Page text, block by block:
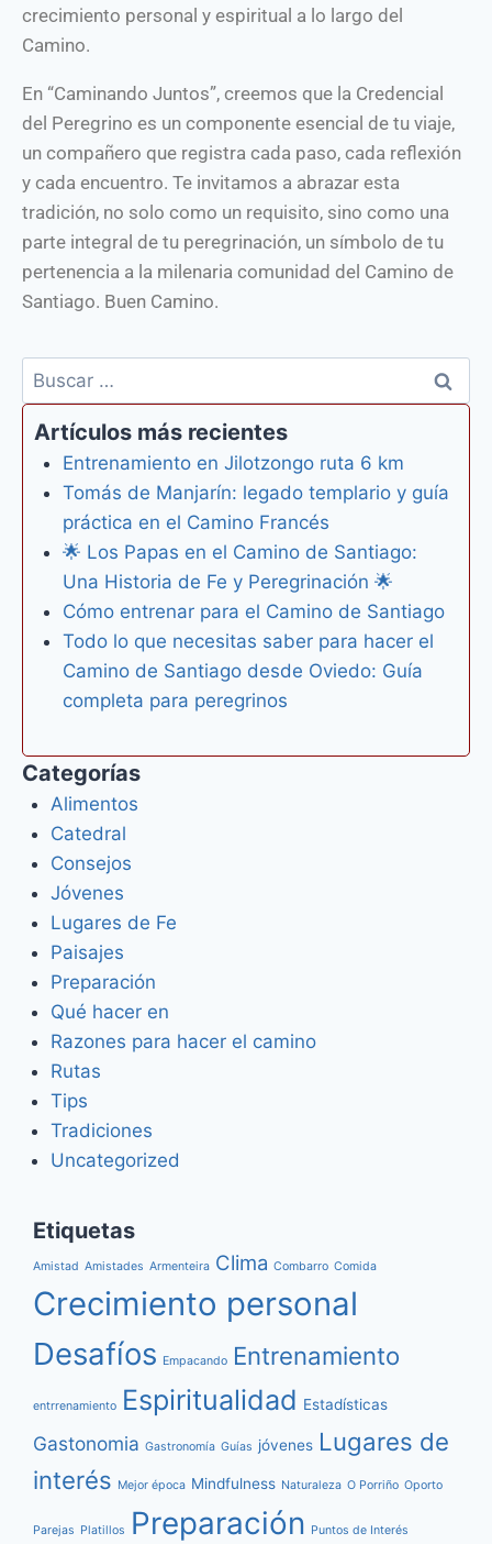
crecimiento personal y espiritual a lo largo del
Camino.
En “Caminando Juntos”, creemos que la Credencial
del Peregrino es un componente esencial de tu viaje,
un compañero que registra cada paso, cada reflexión
y cada encuentro. Te invitamos a abrazar esta
tradición, no solo como un requisito, sino como una
parte integral de tu peregrinación, un símbolo de tu
pertenencia a la milenaria comunidad del Camino de
Santiago. Buen Camino.
Artículos más recientes
Entrenamiento en Jilotzongo ruta 6 km
Tomás de Manjarín: legado templario y guía
práctica en el Camino Francés
🌟 Los Papas en el Camino de Santiago:
Una Historia de Fe y Peregrinación 🌟
Cómo entrenar para el Camino de Santiago
Todo lo que necesitas saber para hacer el
Camino de Santiago desde Oviedo: Guía
completa para peregrinos
Categorías
Alimentos
Catedral
Consejos
Jóvenes
Lugares de Fe
Paisajes
Preparación
Qué hacer en
Razones para hacer el camino
Rutas
Tips
Tradiciones
Uncategorized
Etiquetas
Amistad Amistades Armenteira Clima Combarro Comida
Crecimiento personal
Desafíos Empacando Entrenamiento
entrrenamiento Espiritualidad Estadísticas
Gastonomia Gastronomía Guías jóvenes Lugares de
interés Mejor época Mindfulness Naturaleza O Porriño Oporto
Parejas Platillos Preparación Puntos de Interés